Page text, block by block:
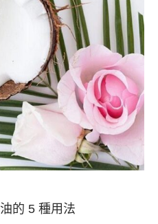
的 5 種用法